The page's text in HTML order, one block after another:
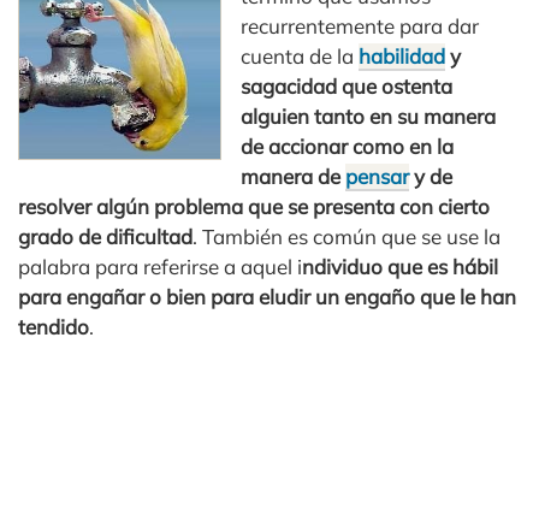
recurrentemente para dar
cuenta de la habilidady
sagacidad que ostenta
alguien tanto en su manera
de accionar como en la
manera depensary de
resolver algún problema que se presenta con cierto
grado de dificultad. También es común que se use la
palabra para referirse a aquel individuo que es hábil
para engañar o bien para eludir un engaño que le han
tendido.